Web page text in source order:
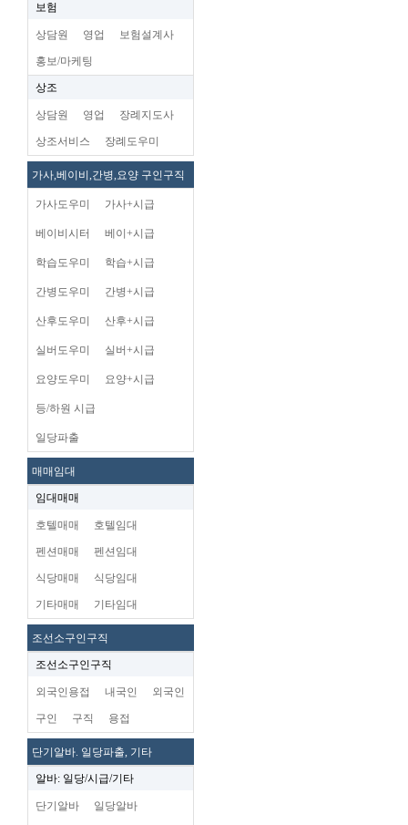
보험
상담원 영업 보험설계사
홍보/마케팅
상조
상담원 영업 장례지도사
상조서비스 장례도우미
가사,베이비,간병,요양 구인구직
가사도우미 가사+시급
베이비시터 베이+시급
학습도우미 학습+시급
간병도우미 간병+시급
산후도우미 산후+시급
실버도우미 실버+시급
요양도우미 요양+시급
등/하원 시급
일당파출
매매임대
임대매매
호텔매매 호텔임대
펜션매매 펜션임대
식당매매 식당임대
기타매매 기타임대
조선소구인구직
조선소구인구직
외국인용접 내국인 외국인
구인 구직 용접
단기알바. 일당파출, 기타
알바: 일당/시급/기타
단기알바 일당알바